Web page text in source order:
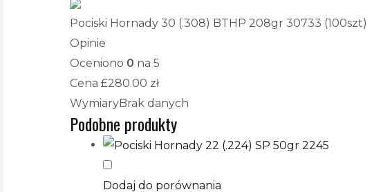
Pociski Hornady 30 (.308) BTHP 208gr 30733 (100szt)
Opinie
Oceniono 0 na 5
Cena £280.00 zł
WymiaryBrak danych
Podobne produkty
Dodaj do porównania